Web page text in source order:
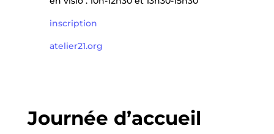
inscription
atelier21.org
Journée d’accueil